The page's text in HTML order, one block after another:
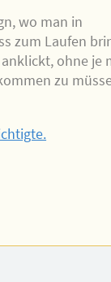
wo man in
zum Laufen
ohne je
zu